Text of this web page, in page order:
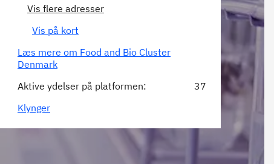
Vis flere adresser
Vis på kort
Læs mere om Food and Bio Cluster
Denmark
Aktive ydelser på platformen:
37
Klynger